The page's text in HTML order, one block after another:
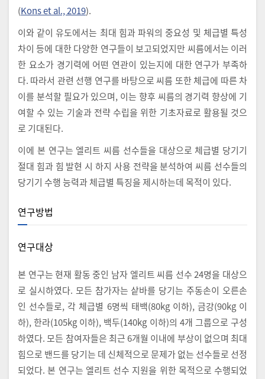
(Kons et al., 2019).
이와 같이 유도에서는 최대 힘과 파워의 중요성 및 체급별 특성
차이 등에 대한 다양한 연구들이 보고되었지만 씨름에서는 이러
한 요소가 경기력에 어떤 연관이 있는지에 대한 연구가 부족하
다. 따라서 관련 선행 연구를 바탕으로 씨름 또한 체급에 따른 차
이를 분석할 필요가 있으며, 이는 향후 씨름의 경기력 향상에 기
여할 수 있는 기술과 전략 수립을 위한 기초자료로 활용될 것으
로 기대된다.
이에 본 연구는 엘리트 씨름 선수들을 대상으로 체급별 당기기
절대 힘과 힘 발현 시 하지 사용 전략을 분석하여 씨름 선수들의
당기기 수행 능력과 체급별 특징을 제시하는데 목적이 있다.
연구방법
연구대상
본 연구는 현재 활동 중인 남자 엘리트 씨름 선수 24명을 대상으
로 실시하였다. 모든 참가자는 샅바를 당기는 주동손이 오른손
인 선수들로, 각 체급별 6명씩 태백(80kg 이하), 금강(90kg 이
하), 한라(105kg 이하), 백두(140kg 이하)의 4개 그룹으로 구성
하였다. 모든 참여자들은 최근 6개월 이내에 부상이 없으며 최대
힘으로 밴드를 당기는 데 신체적으로 문제가 없는 선수들로 선정
되었다. 본 연구는 엘리트 선수 지원을 위한 목적으로 수행되었